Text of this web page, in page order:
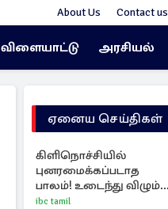
About Us Contact us
விளையாட்டு அரசியல்
ஏனைய செய்திகள்
கிளிநொச்சியில்
புனரமைக்கப்படாத
பாலம்! உடைந்து விழும்
நிலையில் மக்கள்
ibc tamil